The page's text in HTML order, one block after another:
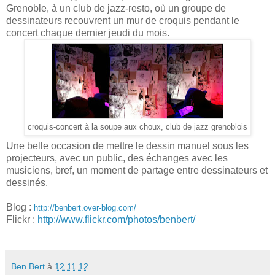
Grenoble, à un club de jazz-resto, où un groupe de
dessinateurs recouvrent un mur de croquis pendant le
concert chaque dernier jeudi du mois.
croquis-concert à la soupe aux choux, club de jazz grenoblois
Une belle occasion de mettre le dessin manuel sous les
projecteurs, avec un public, des échanges avec les
musiciens, bref, un moment de partage entre dessinateurs et
dessinés.
Blog : http://benbert.over-blog.com/
Flickr : http://www.flickr.com/photos/benbert/
Ben Bert à 12.11.12